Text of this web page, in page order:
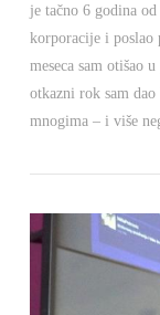
je tačno 6 godina
korporacije i poslao
meseca sam otišao
otkazni rok sam
mnogima – i više